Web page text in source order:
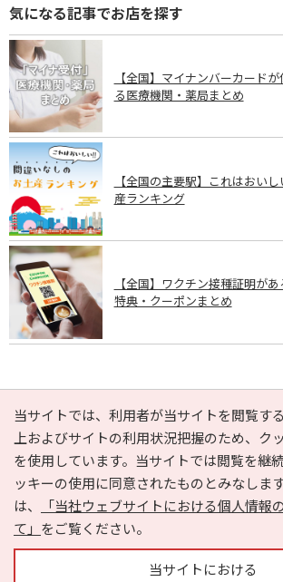
気になる記事でお店を探す
【全国】マイナンバーカード
る医療機関・薬局まとめ
【全国の主要駅】これはおい
産ランキング
【全国】ワクチン接種証明が
特典・クーポンまとめ
PAGE TOP
当サイトでは、利用者が当サイトを閲覧す
上およびサイトの利用状況把握のため、ク
を使用しています。当サイトでは閲覧を継
ッキーの使用に同意されたものとみなしま
は、
「当社ウェブサイトにおける個人情報
て」 をご覧ください。
当サイトにおける
e-NAVITA（イーナビタ）とは？ お気に入り
利用規約
個人情報の取り扱いについて
サイトマップ
広告掲載に関するお問い